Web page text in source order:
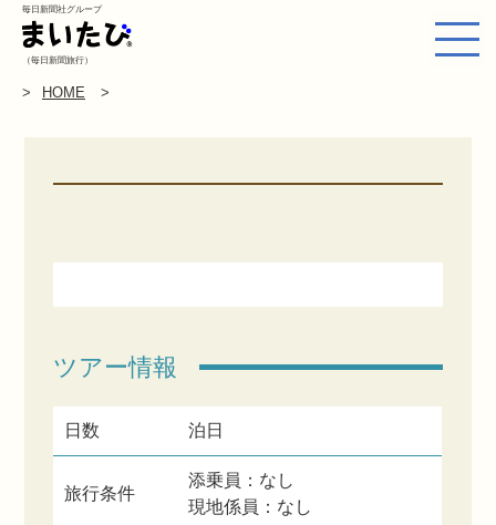
毎日新聞社グループ
（毎日新聞旅行）
HOME
ツアー情報
日数 泊日
旅行条件
添乗員：なし
現地係員：なし